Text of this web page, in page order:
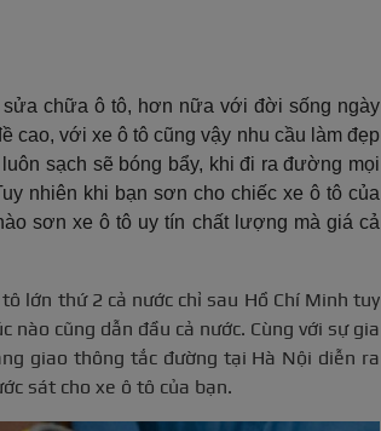
chữa ô tô, hơn nữa với đời sống ngày
cao, với xe ô tô cũng vậy nhu cầu làm đẹp
sạch sẽ bóng bẩy, khi đi ra đường mọi
nhiên khi bạn sơn cho chiếc xe ô tô của
sơn xe ô tô uy tín chất lượng mà giá cả
lớn thứ 2 cả nước chỉ sau Hồ Chí Minh tuy
cũng dẫn đầu cả nước. Cùng với sự gia
giao thông tắc đường tại Hà Nội diễn ra
sát cho xe ô tô của bạn.